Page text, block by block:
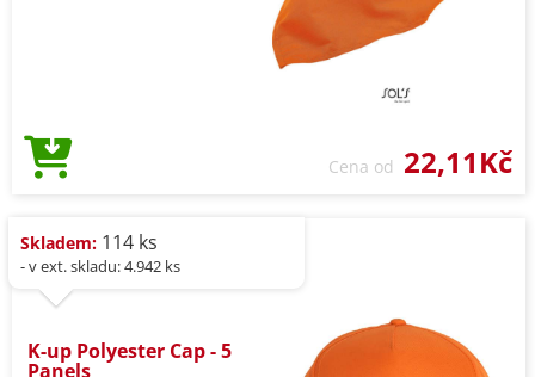
Cena od 22,11Kč
Skladem: 114 ks
- v ext. skladu: 4.942 ks
K-up Polyester Cap - 5
Panels